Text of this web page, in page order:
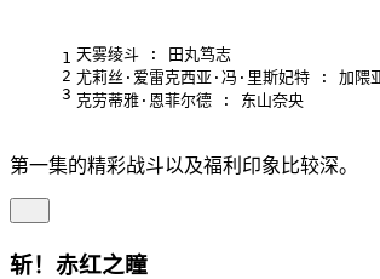
1
2
3
天雾绫斗 : 田丸笃志
尤莉丝·爱雷克西亚·冯·里斯妃特 : 加隈
克劳蒂雅·恩菲尔德 : 东山奈央
第一集的精彩战斗以及福利印象比较深。
斩！赤红之瞳